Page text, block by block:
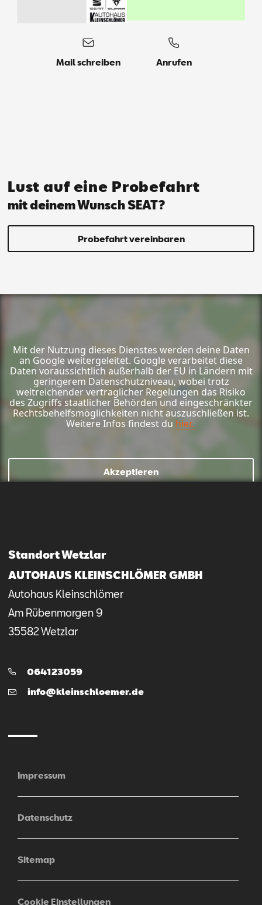
Mail schreiben Anrufen
Lust auf eine Probefahrt
mit deinem Wunsch SEAT?
Probefahrt vereinbaren
Mit der Nutzung dieses Dienstes werden deine Daten
an Google weitergeleitet. Google verarbeitet diese
Daten voraussichtlich außerhalb der EU in Ländern mit
geringerem Datenschutzniveau, wobei trotz
weitreichender vertraglicher Regelungen das Risiko
des Zugriffs staatlicher Behörden und eingeschränkter
Rechtsbehelfsmöglichkeiten nicht auszuschließen ist.
Weitere Infos findest du hier.
Akzeptieren
Standort Wetzlar
AUTOHAUS KLEINSCHLÖMER GMBH
Autohaus Kleinschlömer
Am Rübenmorgen9
35582Wetzlar
Telefon:
064123059
E-
info@kleinschloemer.de
Impressum
Datenschutz
Sitemap
Cookie Einstellungen